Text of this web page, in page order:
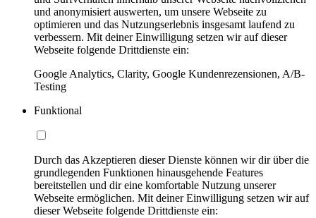
und anonymisiert auswerten, um unsere Webseite zu
optimieren und das Nutzungserlebnis insgesamt laufend zu
verbessern. Mit deiner Einwilligung setzen wir auf dieser
Webseite folgende Drittdienste ein:
Google Analytics, Clarity, Google Kundenrezensionen, A/B-
Testing
Funktional
Durch das Akzeptieren dieser Dienste können wir dir über die
grundlegenden Funktionen hinausgehende Features
bereitstellen und dir eine komfortable Nutzung unserer
Webseite ermöglichen. Mit deiner Einwilligung setzen wir auf
dieser Webseite folgende Drittdienste ein: